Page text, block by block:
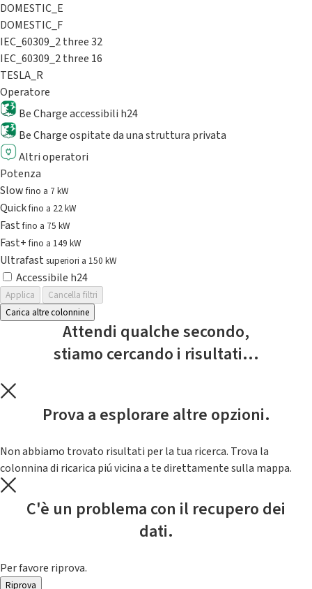
DOMESTIC_E
DOMESTIC_F
IEC_60309_2 three 32
IEC_60309_2 three 16
TESLA_R
Operatore
Be Charge accessibili h24
Be Charge ospitate da una struttura privata
Altri operatori
Potenza
Slowfino a 7 kW
Quickfino a 22 kW
Fastfino a 75 kW
Fast+fino a 149 kW
Ultrafast superiori a 150 kW
Accessibile h24
Applica
Cancella filtri
Carica altre colonnine
Attendi qualche secondo,
stiamo cercando i risultati...
Prova a esplorare altre opzioni.
Non abbiamo trovato risultati per la tua ricerca. Trova la
colonnina di ricarica piú vicina a te direttamente sulla mappa.
C'è un problema con il recupero dei
dati.
Per favore riprova.
Riprova